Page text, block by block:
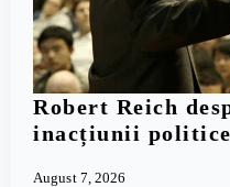
Robert Reich
inacțiunii politice
August 7, 2026